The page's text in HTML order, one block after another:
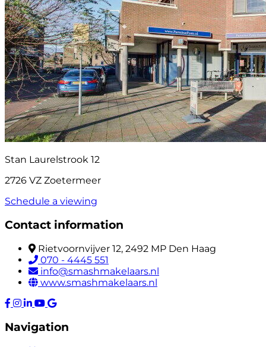
Stan Laurelstrook 12
2726 VZ Zoetermeer
Schedule a viewing
Contact information
Rietvoornvijver 12, 2492 MP Den Haag
070 - 4445 551
info@smashmakelaars.nl
www.smashmakelaars.nl
Navigation